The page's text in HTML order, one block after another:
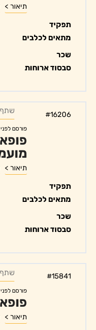
תיאור >
תפקיד
מתאים לכלבים
שכר
סבסוד ארוחות
#16206
פורסם לפני 3 שנים
תיאור >
תפקיד
מתאים לכלבים
שכר
סבסוד ארוחות
#15841
פורסם לפני 3 שנים
תיאור >